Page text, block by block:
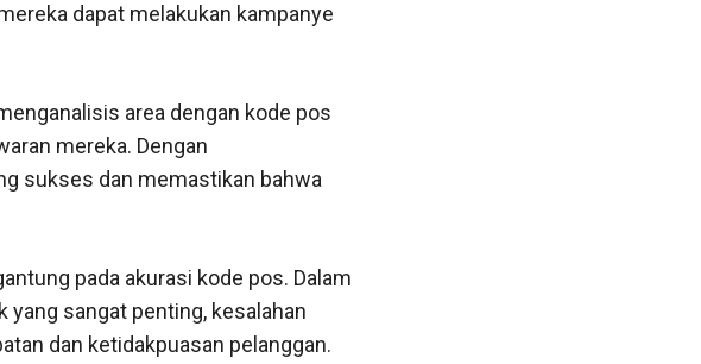
dapat melakukan kampanye
area dengan kode pos
mereka. Dengan
sukses dan memastikan bahwa
pada akurasi kode pos. Dalam
sangat penting, kesalahan
dan ketidakpuasan pelanggan.